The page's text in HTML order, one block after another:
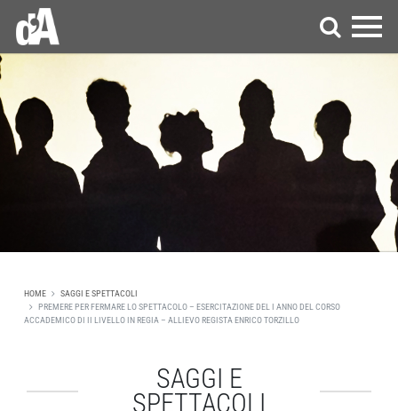
HOME
SAGGI E SPETTACOLI
PREMERE PER FERMARE LO SPETTACOLO – ESERCITAZIONE DEL I ANNO DEL CORSO
ACCADEMICO DI II LIVELLO IN REGIA – ALLIEVO REGISTA ENRICO TORZILLO
SAGGI E
SPETTACOLI